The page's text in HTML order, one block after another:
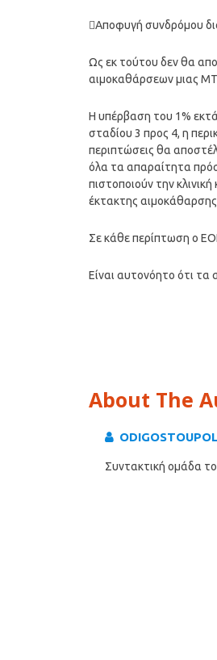
Αποφυγή συνδρόμου
Ως εκ τούτου δεν θα
αιμοκαθάρσεων μιας
Η υπέρβαση του 1%
σταδίου 3 προς 4, η
περιπτώσεις θα
όλα τα απαραίτητα
πιστοποιούν την
έκτακτης
Σε κάθε περίπτωση ο
Είναι αυτονόητο ότι
About The
Συντακτική ομάδα